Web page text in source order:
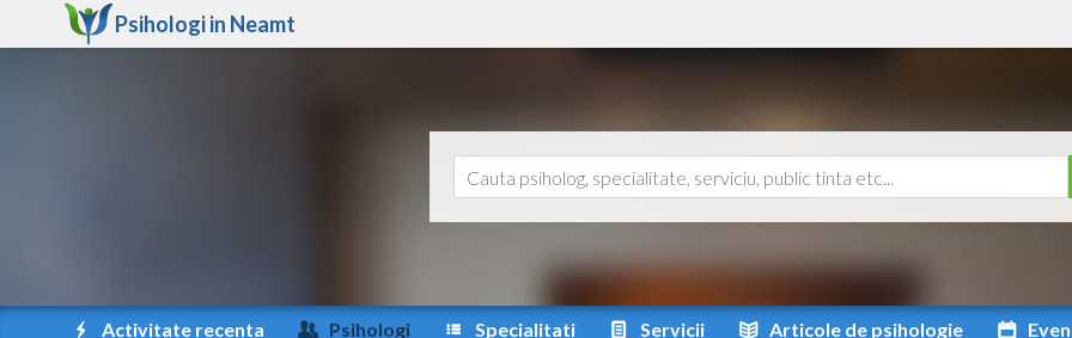
Psihologi in Neamt
Activitate recenta Psihologi Specialitati Servicii Articole de psihologie